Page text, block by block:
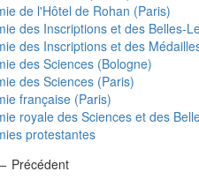
de l'Hôtel de Rohan (Paris)
des Inscriptions et des Belles-
des Inscriptions et des
des Sciences (Bologne)
des Sciences (Paris)
française (Paris)
royale des Sciences et des
protestantes
Précédent